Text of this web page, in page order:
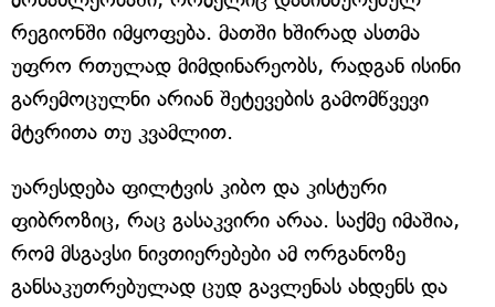
რეგიონში იმყოფება. მათში ხშირად ასთმა
უფრო რთულად მიმდინარეობს, რადგან ისინი
გარემოცულნი არიან შეტევების გამომწვევი
მტვრითა თუ კვამლით.
უარესდება ფილტვის კიბო და კისტური
ფიბროზიც, რაც გასაკვირი არაა. საქმე იმაშია,
რომ მსგავსი ნივთიერებები ამ ორგანოზე
განსაკუთრებულად ცუდ გავლენას ახდენს და